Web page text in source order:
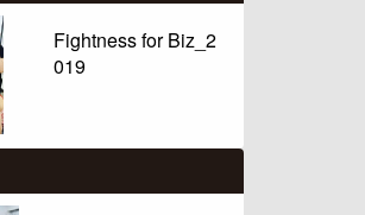
Fightness for Biz_2
019